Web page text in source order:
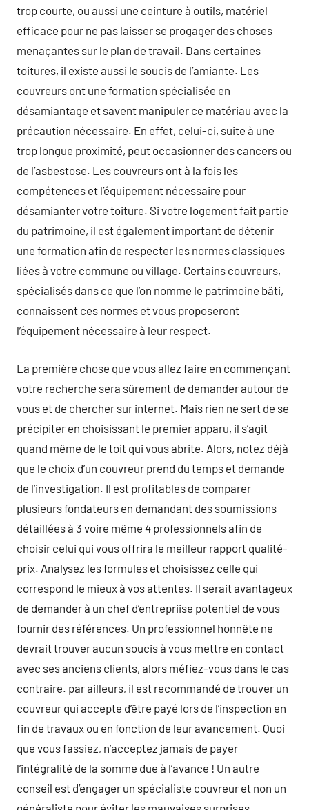
trop courte, ou aussi une ceinture à outils, matériel
efficace pour ne pas laisser se progager des choses
menaçantes sur le plan de travail. Dans certaines
toitures, il existe aussi le soucis de l’amiante. Les
couvreurs ont une formation spécialisée en
désamiantage et savent manipuler ce matériau avec la
précaution nécessaire. En effet, celui-ci, suite à une
trop longue proximité, peut occasionner des cancers ou
de l’asbestose. Les couvreurs ont à la fois les
compétences et l’équipement nécessaire pour
désamianter votre toiture. Si votre logement fait partie
du patrimoine, il est également important de détenir
une formation afin de respecter les normes classiques
liées à votre commune ou village. Certains couvreurs,
spécialisés dans ce que l’on nomme le patrimoine bâti,
connaissent ces normes et vous proposeront
l’équipement nécessaire à leur respect.
La première chose que vous allez faire en commençant
votre recherche sera sûrement de demander autour de
vous et de chercher sur internet. Mais rien ne sert de se
précipiter en choisissant le premier apparu, il s’agit
quand même de le toit qui vous abrite. Alors, notez déjà
que le choix d’un couvreur prend du temps et demande
de l’investigation. Il est profitables de comparer
plusieurs fondateurs en demandant des soumissions
détaillées à 3 voire même 4 professionnels afin de
choisir celui qui vous offrira le meilleur rapport qualité-
prix. Analysez les formules et choisissez celle qui
correspond le mieux à vos attentes. Il serait avantageux
de demander à un chef d’entrepriise potentiel de vous
fournir des références. Un professionnel honnête ne
devrait trouver aucun soucis à vous mettre en contact
avec ses anciens clients, alors méfiez-vous dans le cas
contraire. par ailleurs, il est recommandé de trouver un
couvreur qui accepte d’être payé lors de l’inspection en
fin de travaux ou en fonction de leur avancement. Quoi
que vous fassiez, n’acceptez jamais de payer
l’intégralité de la somme due à l’avance ! Un autre
conseil est d’engager un spécialiste couvreur et non un